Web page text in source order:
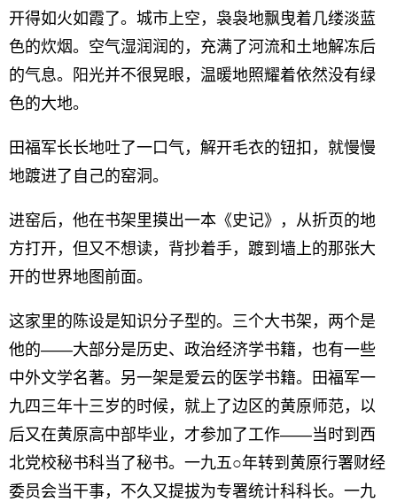
开得如火如霞了。城市上空，袅袅地飘曳着几缕淡蓝
色的炊烟。空气湿润润的，充满了河流和土地解冻后
的气息。阳光并不很晃眼，温暖地照耀着依然没有绿
色的大地。
田福军长长地吐了一口气，解开毛衣的钮扣，就慢慢
地踱进了自己的窑洞。
进窑后，他在书架里摸出一本《史记》，从折页的地
方打开，但又不想读，背抄着手，踱到墙上的那张大
开的世界地图前面。
这家里的陈设是知识分子型的。三个大书架，两个是
他的——大部分是历史、政治经济学书籍，也有一些
中外文学名著。另一架是爱云的医学书籍。田福军一
九四三年十三岁的时候，就上了边区的黄原师范，以
后又在黄原高中部毕业，才参加了工作——当时到西
北党校秘书科当了秘书。一九五○年转到黄原行署财经
委员会当干事，不久又提拔为专署统计科科长。一九